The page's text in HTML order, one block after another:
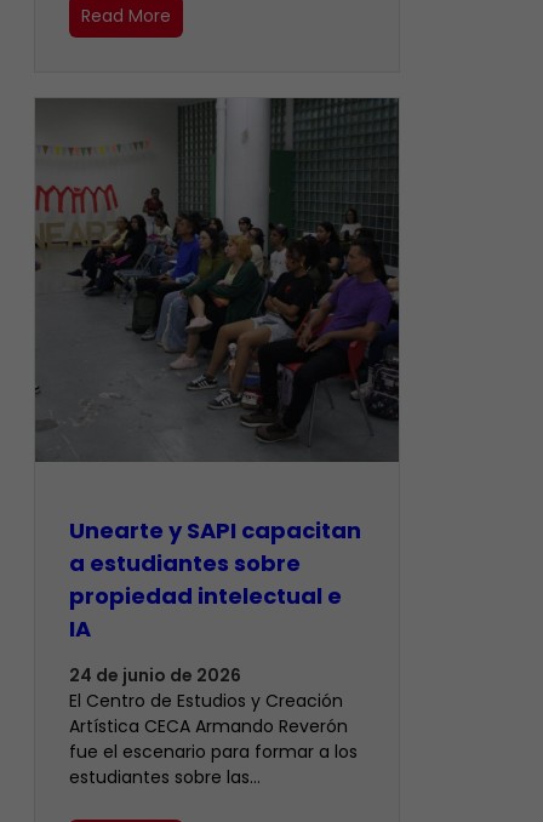
Read More
Unearte y SAPI capacitan
a estudiantes sobre
propiedad intelectual e
IA
24 de junio de 2026
El Centro de Estudios y Creación
Artística CECA Armando Reverón
fue el escenario para formar a los
estudiantes sobre las…